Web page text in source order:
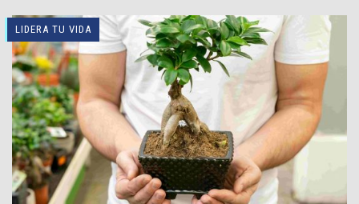
LIDERA TU VIDA